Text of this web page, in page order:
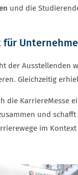
und die
für
der Ausstellenden
Gleichzeitig
die KarriereMesse
und
im